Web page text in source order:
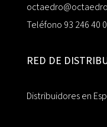
Teléfono 93 246 40
RED DE
Distribuidores en